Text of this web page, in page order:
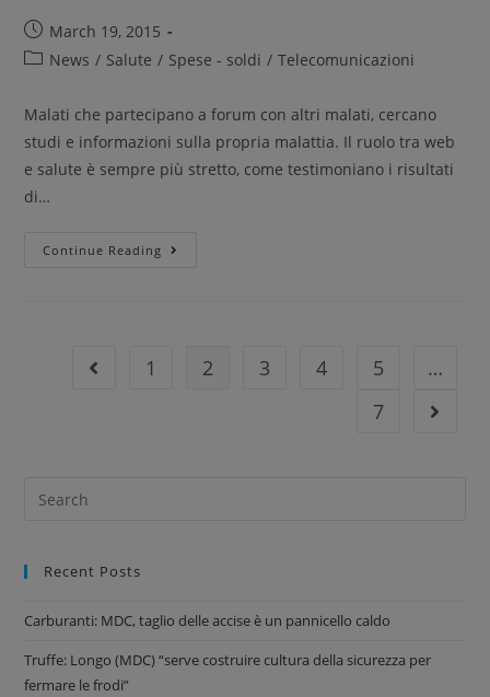
March 19, 2015
News / Salute / Spese - soldi / Telecomunicazioni
Malati che partecipano a forum con altri malati, cercano
studi e informazioni sulla propria malattia. Il ruolo tra web
e salute è sempre più stretto, come testimoniano i risultati
di…
Continue Reading
1 2 3 4 5
…
7
Recent Posts
Carburanti: MDC, taglio delle accise è un pannicello caldo
Truffe: Longo (MDC) “serve costruire cultura della sicurezza per
fermare le frodi”